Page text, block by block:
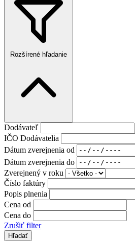
Rozšírené hľadanie
Dodávateľ
IČO Dodávatelia
Dátum zverejnenia od
Dátum zverejnenia do
Zverejnený v roku
Číslo faktúry
Popis plnenia
Cena od
Cena do
Zrušiť filter